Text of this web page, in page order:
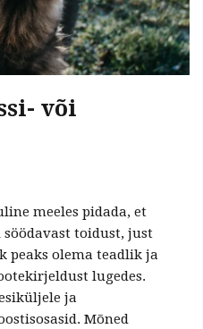
või
meeles pidada, et
toidust, just
peaks olema teadlik ja
lugedes.
ja
Mõned